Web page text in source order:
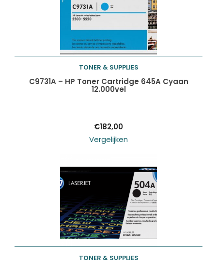
Toevoegen aan
TONER & SUPPLIES
C9731A – HP Toner Cartridge 645A Cyaan
12.000vel
€182,00
Vergelijken
TONER & SUPPLIES